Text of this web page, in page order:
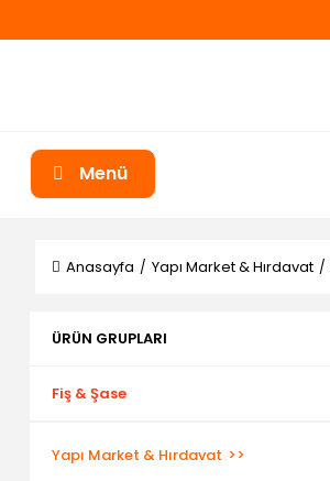
Menü
Anasayfa Yapı Market & Hırdavat
ÜRÜN GRUPLARI
Fiş & Şase
Yapı Market & Hırdavat